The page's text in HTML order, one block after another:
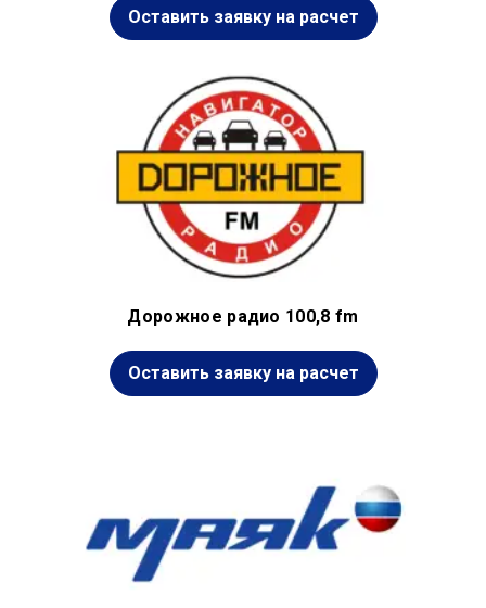
Оставить заявку на расчет
Дорожное радио 100,8 fm
Оставить заявку на расчет